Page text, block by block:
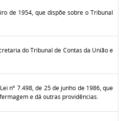
de 1954, que dispõe sobre o Tribunal
do Tribunal de Contas da União e
nº 7.498, de 25 de junho de 1986, que
e dá outras providências.